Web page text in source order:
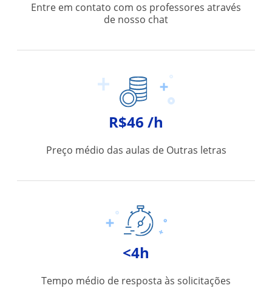
Entre em contato com os professores através
de nosso chat
R$46 /h
Preço médio das aulas de Outras letras
<4h
Tempo médio de resposta às solicitações